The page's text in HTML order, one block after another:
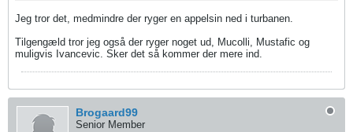
Jeg tror det, medmindre der ryger en appelsin ned i turbanen.
Tilgengæld tror jeg også der ryger noget ud, Mucolli, Mustafic og
muligvis Ivancevic. Sker det så kommer der mere ind.
Brogaard99
Senior Member